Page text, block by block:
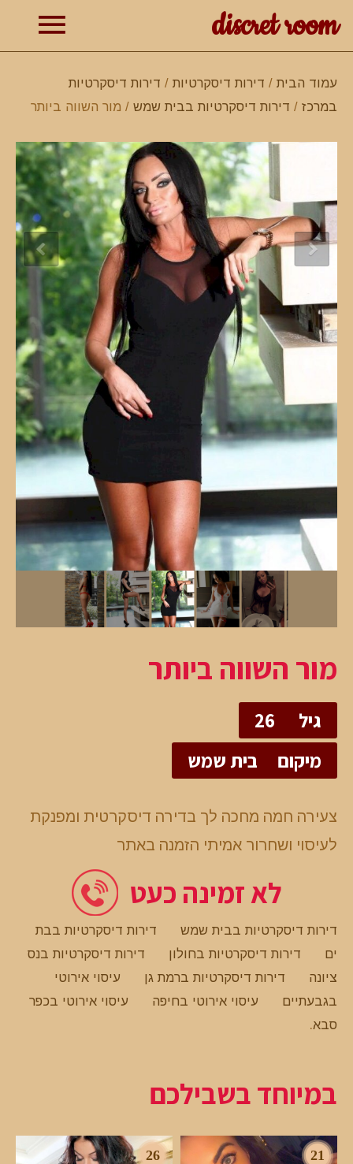
discret room
עמוד הבית / דירות דיסקרטיות / דירות דיסקרטיות
במרכז / דירות דיסקרטיות בבית שמש / מור השווה ביותר
מור השווה ביותר
גיל
26
מיקום
בית שמש
צעירה חמה מחכה לך בדירה דיסקרטית ומפנקת
לעיסוי ושחרור אמיתי הזמנה באתר
לא זמינה כעט
דירות דיסקרטיות בבית שמש
דירות דיסקרטיות בבת
ים
דירות דיסקרטיות בחולון
דירות דיסקרטיות בנס
ציונה
דירות דיסקרטיות ברמת גן
עיסוי אירוטי
בגבעתיים
עיסוי אירוטי בחיפה
עיסוי אירוטי בכפר
סבא.
במיוחד בשבילכם
21
26